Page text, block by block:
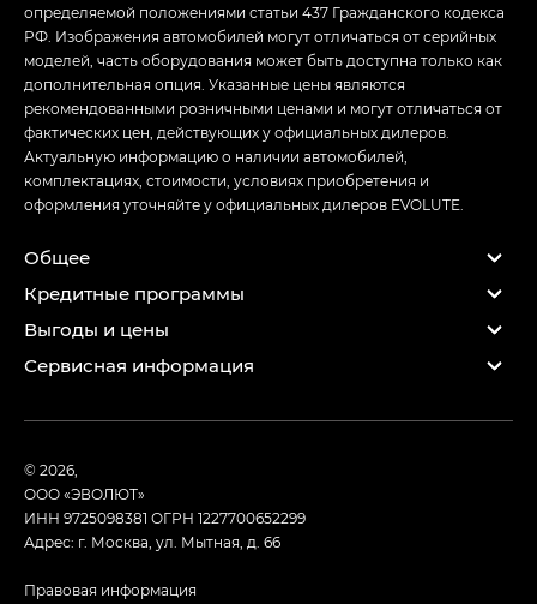
определяемой положениями статьи 437 Гражданского кодекса
РФ. Изображения автомобилей могут отличаться от серийных
моделей, часть оборудования может быть доступна только как
дополнительная опция. Указанные цены являются
рекомендованными розничными ценами и могут отличаться от
фактических цен, действующих у официальных дилеров.
Актуальную информацию о наличии автомобилей,
комплектациях, стоимости, условиях приобретения и
оформления уточняйте у официальных дилеров EVOLUTE.
Общее
Кредитные программы
Выгоды и цены
Сервисная информация
© 2026,
ООО «ЭВОЛЮТ»
ИНН 9725098381 ОГРН 1227700652299
Адрес: г. Москва, ул. Мытная, д. 66
Правовая информация